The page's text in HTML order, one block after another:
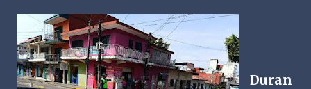
Duran